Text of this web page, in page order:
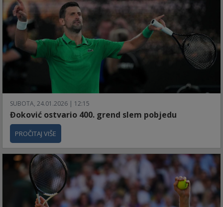
SUBOTA, 24.01.2026 | 12:15
Đoković ostvario 400. grend slem pobjedu
PROČITAJ VIŠE